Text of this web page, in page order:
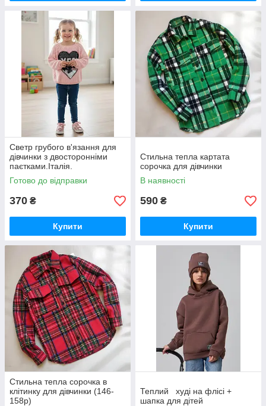
Светр грубого в'язання для
дівчинки з двосторонніми
паєтками.Італія.
Готово до відправки
370 ₴
Купити
Стильна тепла картата
сорочка для дівчинки
В наявності
590 ₴
Купити
Стильна тепла сорочка в
клітинку для дівчинки (146-
158р)
Теплий худі на флісі +
шапка для дітей